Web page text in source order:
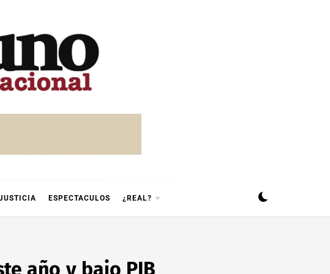
ESPECTACULOS ¿REAL?
año y bajo PIB